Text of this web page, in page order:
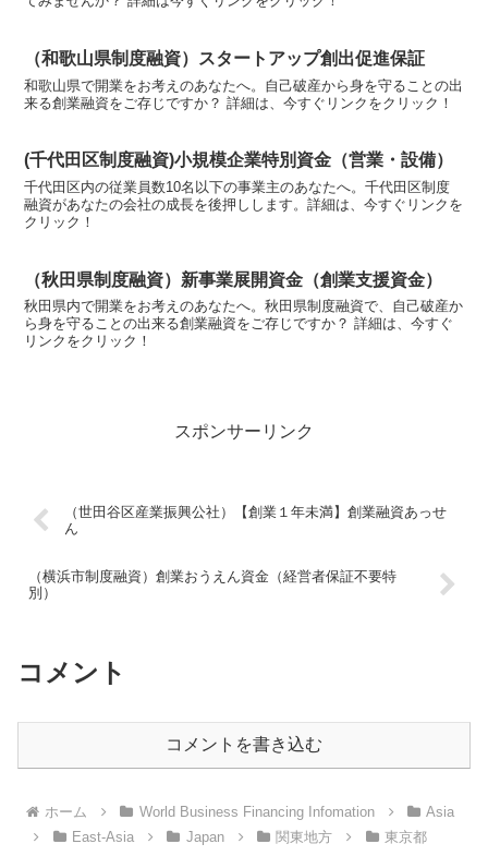
（和歌山県制度融資）スタートアップ創出促進保証
和歌山県で開業をお考えのあなたへ。自己破産から身を守ることの出
来る創業融資をご存じですか？ 詳細は、今すぐリンクをクリック！
(千代田区制度融資)小規模企業特別資金（営業・設備）
千代田区内の従業員数10名以下の事業主のあなたへ。千代田区制度
融資があなたの会社の成長を後押しします。詳細は、今すぐリンクを
クリック！
（秋田県制度融資）新事業展開資金（創業支援資金）
秋田県内で開業をお考えのあなたへ。秋田県制度融資で、自己破産か
ら身を守ることの出来る創業融資をご存じですか？ 詳細は、今すぐ
リンクをクリック！
スポンサーリンク
（世田谷区産業振興公社）【創業１年未満】創業融資あっせ
ん
（横浜市制度融資）創業おうえん資金（経営者保証不要特
別）
コメント
コメントを書き込む
ホーム World Business Financing Infomation
Asia
East-Asia
Japan 関東地方 東京都